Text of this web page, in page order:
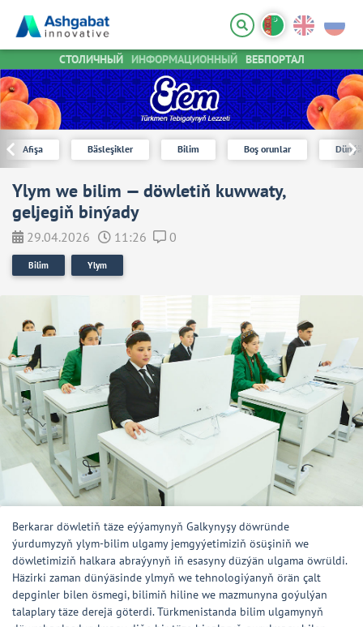
СТОЛИЧНЫЙ ИНФОРМАЦИОННЫЙ ВЕБПОРТАЛ
Afişa Bäsleşikler Bilim Boş orunlar
Ylym we bilim — döwletiň kuwwaty,
geljegiň binýady
29.04.2026 11:26 0
Bilim Ylym
Berkarar döwletiň täze eýýamynyň Galkynyşy döwründe
ýurdumyzyň ylym-bilim ulgamy jemgyýetimiziň ösüşiniň we
döwletimiziň halkara abraýynyň iň esasyny düzýän ulgama öwrüldi.
Häzirki zaman dünýäsinde ylmyň we tehnologiýanyň örän çalt
depginler bilen ösmegi, bilimiň hiline we mazmunyna goýulýan
talaplary täze derejä göterdi. Türkmenistanda bilim ulgamynyň